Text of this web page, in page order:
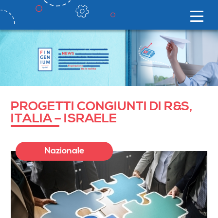
PROGETTI CONGIUNTI DI R&S,
ITALIA – ISRAELE
Nazionale